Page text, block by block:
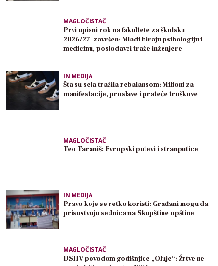
MAGLOČISTAČ
Prvi upisni rok na fakultete za školsku
2026/27. završen: Mladi biraju psihologiju i
medicinu, poslodavci traže inženjere
IN MEDIJA
Šta su sela tražila rebalansom: Milioni za
manifestacije, proslave i prateće troškove
MAGLOČISTAČ
Teo Taraniš: Evropski putevi i stranputice
IN MEDIJA
Pravo koje se retko koristi: Građani mogu da
prisustvuju sednicama Skupštine opštine
MAGLOČISTAČ
DSHV povodom godišnjice „Oluje“: Žrtve ne